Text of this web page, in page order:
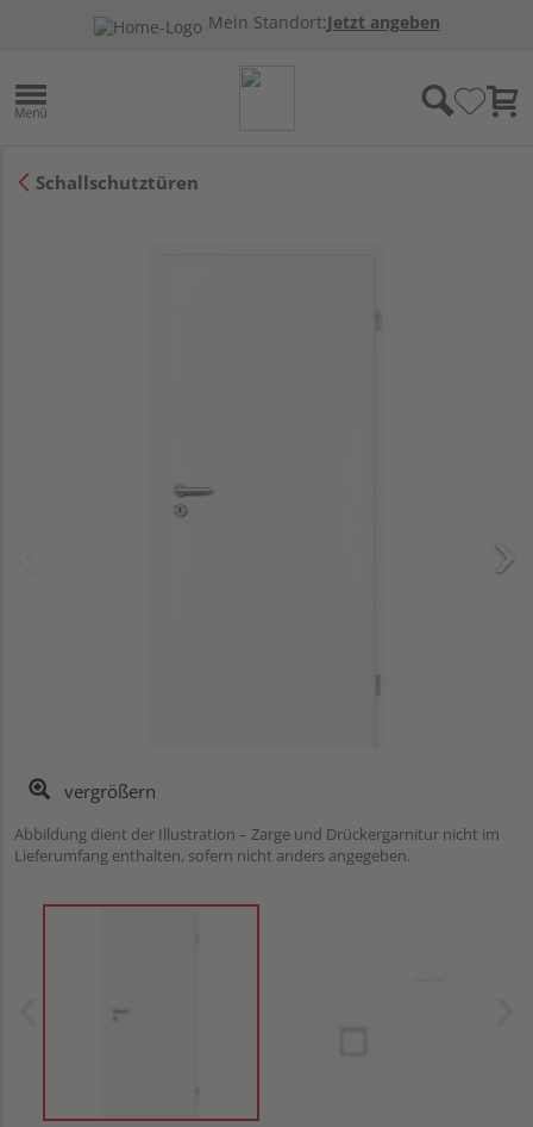
Mein Standort:Jetzt angeben
Schallschutztüren
vergrößern
Abbildung dient der Illustration – Zarge und Drückergarnitur nicht im
Lieferumfang enthalten, sofern nicht anders angegeben.